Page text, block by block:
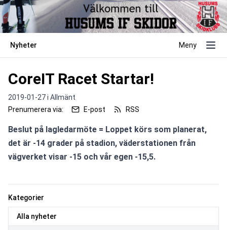
Nyheter Meny
Kategorier
Alla nyheter
CoreIT Racet Startar!
2019-01-27 i Allmänt
Prenumerera via:
E-post RSS
Beslut på lagledarmöte = Loppet körs som planerat,
det är -14 grader på stadion, väderstationen från
vägverket visar -15 och vår egen -15,5.